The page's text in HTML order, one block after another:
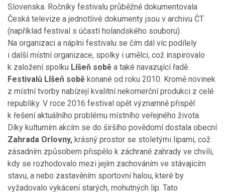
Slovenska. Ročníky festivalu průběžně dokumentovala
Česká televize a jednotlivé dokumenty jsou v archivu ČT
(například festival s účastí holandského souboru).
Na organizaci a náplni festivalu se čím dál víc podílely
i další místní organizace, spolky i umělci, což inspirovalo
k založení spolku Líšeň sobě a také navazující řadě
Festivalů Líšeň sobě konané od roku 2010. Kromě novinek
z místní tvorby nabízejí kvalitní nekomerční produkci z celé
republiky. V roce 2016 festival opět významně přispěl
k řešení aktuálního problému místního veřejného života.
Díky kulturním akcím se do širšího povědomí dostala obecní
Zahrada Orlovny, krásný prostor se stoletými lipami, což
zásadním způsobem přispělo k záchraně zahrady ve chvíli,
kdy se rozhodovalo mezi jejím zachováním ve stávajícím
stavu, a nebo zastavěním sportovní halou, které by
vyžadovalo vykácení starých, mohutných lip. Tato